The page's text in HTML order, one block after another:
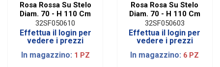
Rosa Rossa Su Stelo
Diam. 70 - H 110 Cm
32SF050610
Effettua il login per
vedere i prezzi
In magazzino: 1 PZ
Rosa Rosa Su Stelo
Diam. 70 - H 110 Cm
32SF050603
Effettua il login per
vedere i prezzi
In magazzino: 6 PZ